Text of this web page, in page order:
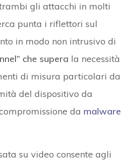
gli attacchi in molti
punta i riflettori sul
in modo non intrusivo di
che supera la necessità
di misura particolari da
del dispositivo da
da malware
su video consente agli